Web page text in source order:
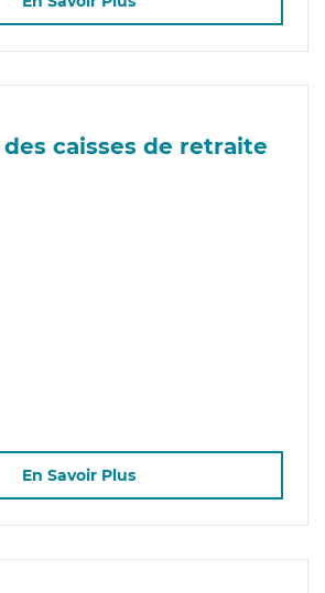
des caisses de retraite
En Savoir Plus